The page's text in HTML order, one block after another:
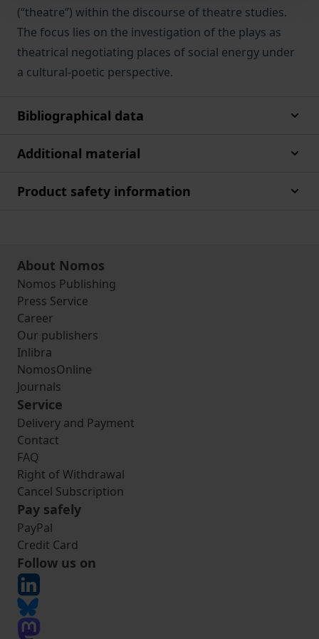
(“theatre”) within the discourse of theatre studies.
The focus lies on the investigation of the plays as
theatrical negotiating places of social energy under
a cultural-poetic perspective.
Bibliographical data
Additional material
Product safety information
About Nomos
Nomos Publishing
Press Service
Career
Our publishers
Inlibra
NomosOnline
Journals
Service
Delivery and Payment
Contact
FAQ
Right of Withdrawal
Cancel Subscription
Pay safely
PayPal
Credit Card
Follow us on